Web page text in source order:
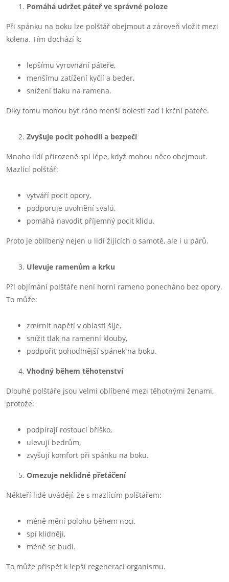
Pomáhá udržet páteř ve správné poloze
Při spánku na boku lze polštář obejmout a zároveň vložit mezi
kolena. Tím dochází k:
lepšímu vyrovnání páteře,
menšímu zatížení kyčlí a beder,
snížení tlaku na ramena.
Díky tomu mohou být ráno menší bolesti zad i krční páteře.
Zvyšuje pocit pohodlí a bezpečí
Mnoho lidí přirozeně spí lépe, když mohou něco obejmout.
Mazlící polštář:
vytváří pocit opory,
podporuje uvolnění svalů,
pomáhá navodit příjemný pocit klidu.
Proto je oblíbený nejen u lidí žijících o samotě, ale i u párů.
Ulevuje ramenům a krku
Při objímání polštáře není horní rameno ponecháno bez opory.
To může:
zmírnit napětí v oblasti šíje,
snížit tlak na ramenní klouby,
podpořit pohodlnější spánek na boku.
Vhodný během těhotenství
Dlouhé polštáře jsou velmi oblíbené mezi těhotnými ženami,
protože:
podpírají rostoucí bříško,
ulevují bedrům,
zvyšují komfort při spánku na boku.
Omezuje neklidné přetáčení
Někteří lidé uvádějí, že s mazlícím polštářem:
méně mění polohu během noci,
spí klidněji,
méně se budí.
To může přispět k lepší regeneraci organismu.